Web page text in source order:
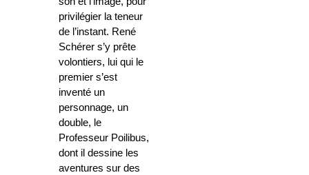
privilégier la teneur
de l’instant. René
Schérer s’y prête
volontiers, lui qui le
premier s’est
inventé un
personnage, un
double, le
Professeur Poilibus,
dont il dessine les
aventures sur des